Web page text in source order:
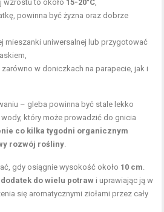
wzrostu to około 15-20°C
powinna być żyzna oraz dobrze
mieszanki uniwersalnej lub przygotować
w doniczkach na parapecie, jak i
– gleba powinna być stale lekko
który może prowadzić do gnicia
co kilka tygodni organicznym
rozwój rośliny
gdy osiągnie wysokość około 10 cm
do wielu potraw i uprawiając ją w
się aromatycznymi ziołami przez cały